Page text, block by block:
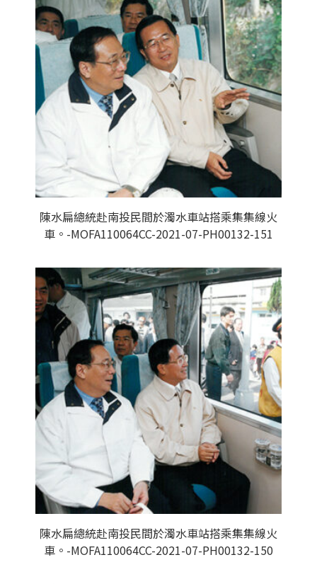
陳水扁總統赴南投民間於濁水車站搭乘集集線火
車。-MOFA110064CC-2021-07-PH00132-151
陳水扁總統赴南投民間於濁水車站搭乘集集線火
車。-MOFA110064CC-2021-07-PH00132-150